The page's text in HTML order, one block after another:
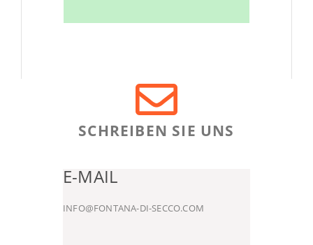
SCHREIBEN SIE UNS
E-MAIL
INFO@FONTANA-DI-SECCO.COM